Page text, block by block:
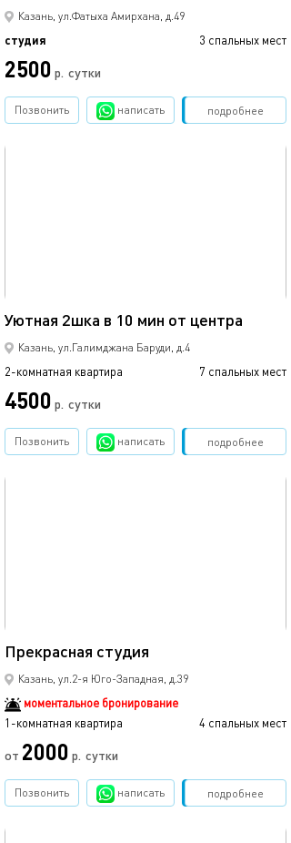
Казань, ул.Фатыха Амирхана, д.49
студия 3 спальных мест
2500 р. сутки
подробнее
Позвонить написать Забронировать
Уютная 2шка в 10 мин от центра
Казань, ул.Галимджана Баруди, д.4
2-комнатная квартира 7 спальных мест
4500 р. сутки
подробнее
Позвонить написать Забронировать
Прекрасная студия
Казань, ул.2-я Юго-Западная, д.39
моментальное бронирование
1-комнатная квартира
4 спальных мест
от 2000 р. сутки
подробнее
Позвонить написать Забронировать